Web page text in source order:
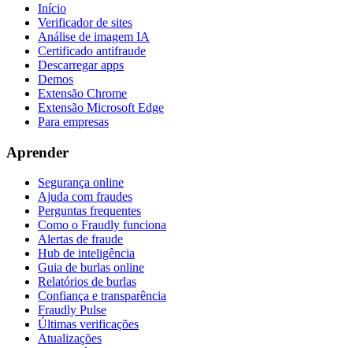
Início
Verificador de sites
Análise de imagem IA
Certificado antifraude
Descarregar apps
Demos
Extensão Chrome
Extensão Microsoft Edge
Para empresas
Aprender
Segurança online
Ajuda com fraudes
Perguntas frequentes
Como o Fraudly funciona
Alertas de fraude
Hub de inteligência
Guia de burlas online
Relatórios de burlas
Confiança e transparência
Fraudly Pulse
Últimas verificações
Atualizações